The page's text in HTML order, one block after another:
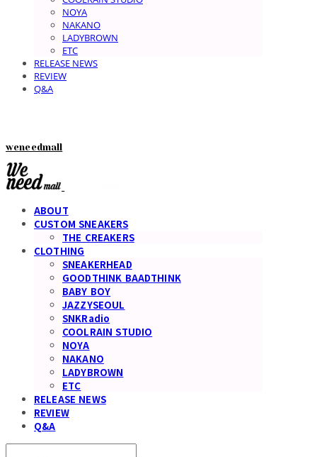
NOYA
NAKANO
LADYBROWN
ETC
RELEASE NEWS
REVIEW
Q&A
weneedmall
ABOUT
CUSTOM SNEAKERS
THE CREAKERS
CLOTHING
SNEAKERHEAD
GOODTHINK BAADTHINK
BABY BOY
JAZZYSEOUL
SNKRadio
COOLRAIN STUDIO
NOYA
NAKANO
LADYBROWN
ETC
RELEASE NEWS
REVIEW
Q&A